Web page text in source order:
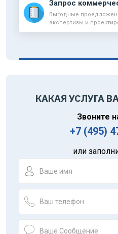
Запрос
Выгодные
экспертизы и
КАКАЯ УСЛУГА
Звоните
+7 (495)
или